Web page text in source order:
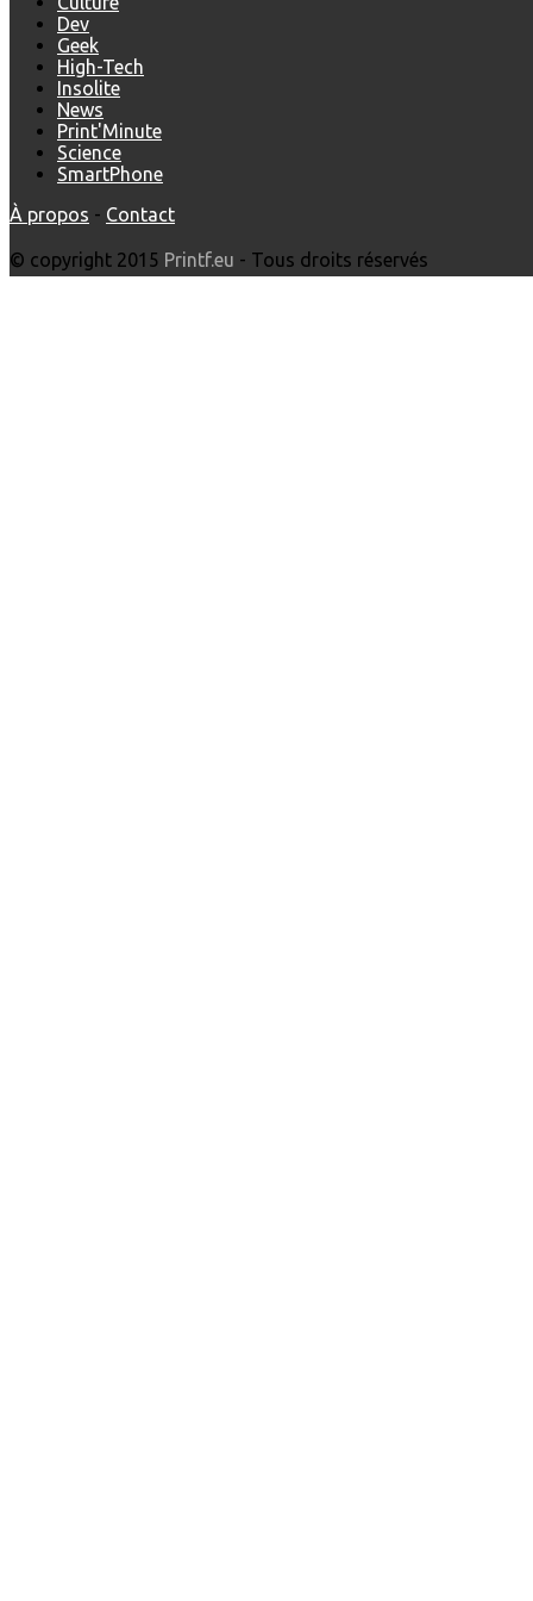
Dev
Geek
High-Tech
Insolite
News
Print'Minute
Science
SmartPhone
À propos - Contact
© copyright 2015 Printf.eu - Tous droits réservés